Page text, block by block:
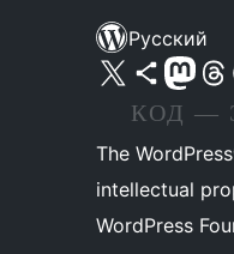
Русский
Посетите нас в X (ранее Twitter)
Посетите нашу учётную запись в Bluesky
Посетите нашу
Посетите
КОД —
The
intellectual
WordPress